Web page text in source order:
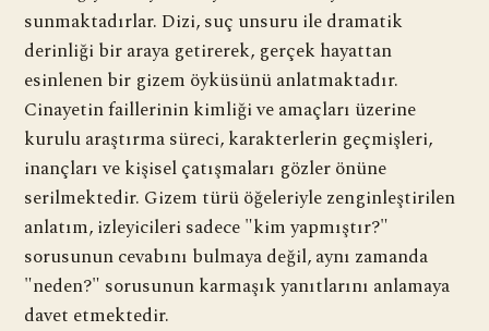
sunmaktadırlar. Dizi, suç unsuru ile dramatik
derinliği bir araya getirerek, gerçek hayattan
esinlenen bir gizem öyküsünü anlatmaktadır.
Cinayetin faillerinin kimliği ve amaçları üzerine
kurulu araştırma süreci, karakterlerin geçmişleri,
inançları ve kişisel çatışmaları gözler önüne
serilmektedir. Gizem türü öğeleriyle zenginleştirilen
anlatım, izleyicileri sadece "kim yapmıştır?"
sorusunun cevabını bulmaya değil, aynı zamanda
"neden?" sorusunun karmaşık yanıtlarını anlamaya
davet etmektedir.